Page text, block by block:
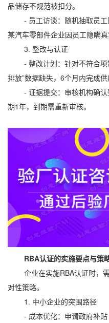
品储存不规范被扣分。
- 员工访谈：随机抽取员工
某汽车零部件企业因员工隐瞒
3. 整改与认证
- 整改计划：针对不符合项
排放”数据缺失，6个月内完成
- 证据提交：审核机构确认
期1年，到期需重新审核。
RBA认证的实施要点与策
企业在实施RBA认证时，需
对性策略。
1. 中小企业的突围路径
- 成本优化：申请政府补贴